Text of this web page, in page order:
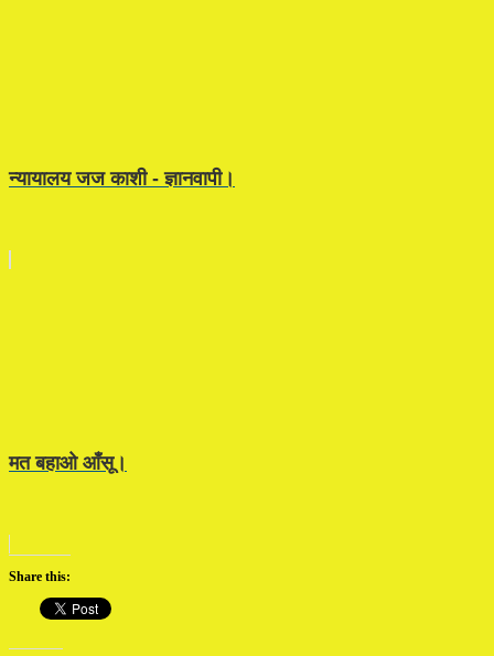
न्यायालय जज काशी - ज्ञानवापी।
मत बहाओ आँसू।
Share this: